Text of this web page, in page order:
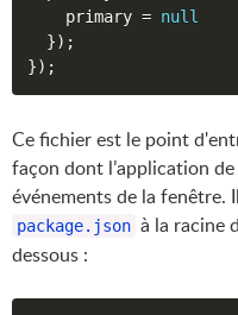
    primary
= null
}) ;
}) ;
Ce fichier est le point
façon dont l’application
événements de la
package.json à la racine
dessous :